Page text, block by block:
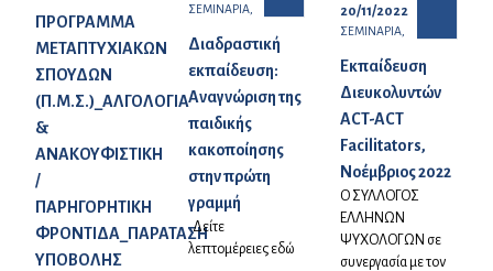
ΠΡΟΓΡΑΜΜΑ
ΜΕΤΑΠΤΥΧΙΑΚΩΝ
ΣΠΟΥΔΩΝ
(Π.Μ.Σ.)_ΑΛΓΟΛΟΓΙΑ
&
ΑΝΑΚΟΥΦΙΣΤΙΚΗ
/
ΠΑΡΗΓΟΡΗΤΙΚΗ
ΦΡΟΝΤΙΔΑ_ΠΑΡΑΤΑΣΗ
ΥΠΟΒΟΛΗΣ
ΣΕΜΙΝΑΡΙΑ,
Διαδραστική
εκπαίδευση:
Αναγνώριση της
παιδικής
κακοποίησης
στην πρώτη
γραμμή
Δείτε
λεπτομέρειες εδώ
20/11/2022
ΣΕΜΙΝΑΡΙΑ,
Εκπαίδευση
Διευκολυντών
ACT-ACT
Facilitators,
Νοέμβριος 2022
Ο ΣΥΛΛΟΓΟΣ
ΕΛΛΗΝΩΝ
ΨΥΧΟΛΟΓΩΝ σε
συνεργασία με τον